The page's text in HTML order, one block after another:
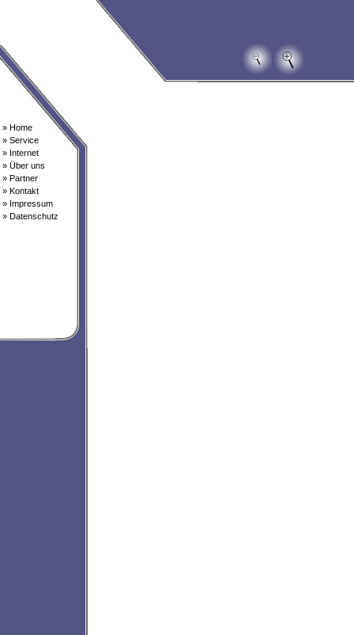
» Home
» Service
» Internet
» Über uns
» Partner
» Kontakt
» Impressum
» Datenschutz